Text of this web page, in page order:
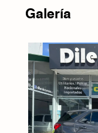
Galería